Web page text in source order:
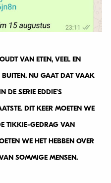
VAN ETEN, VEEL EN
NU GAAT DAT VAAK
DE SERIE EDDIE’S
DIT KEER MOETEN WE
TIKKIE-GEDRAG VAN
WE HET HEBBEN OVER
SOMMIGE MENSEN.